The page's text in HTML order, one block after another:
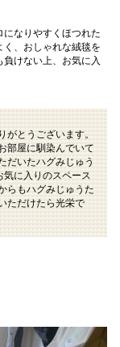
なりやすくほつれた
、おしゃれな絨毯を
けない上、お気に入
がとうございます。
部屋に馴染んでいて
だいたハグみじゅう
に入りのスペース
らもハグみじゅうた
ただけたら光栄で